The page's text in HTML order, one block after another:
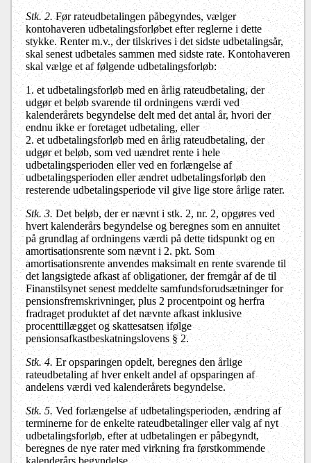
Stk. 2.Før rateudbetalingen påbegyndes, vælger
kontohaveren udbetalingsforløbet efter reglerne i dette
stykke. Renter m.v., der tilskrives i det sidste udbetalingsår,
skal senest udbetales sammen med sidste rate. Kontohaveren
skal vælge et af følgende udbetalingsforløb:
1. et udbetalingsforløb med en årlig rateudbetaling, der
udgør et beløb svarende til ordningens værdi ved
kalenderårets begyndelse delt med det antal år, hvori der
endnu ikke er foretaget udbetaling, eller
2. et udbetalingsforløb med en årlig rateudbetaling, der
udgør et beløb, som ved uændret rente i hele
udbetalingsperioden eller ved en forlængelse af
udbetalingsperioden eller ændret udbetalingsforløb den
resterende udbetalingsperiode vil give lige store årlige rater.
Stk. 3.Det beløb, der er nævnt i stk. 2, nr. 2, opgøres ved
hvert kalenderårs begyndelse og beregnes som en annuitet
på grundlag af ordningens værdi på dette tidspunkt og en
amortisationsrente som nævnt i 2. pkt. Som
amortisationsrente anvendes maksimalt en rente svarende til
det langsigtede afkast af obligationer, der fremgår af de til
Finanstilsynet senest meddelte samfundsforudsætninger for
pensionsfremskrivninger, plus 2 procentpoint og herfra
fradraget produktet af det nævnte afkast inklusive
procenttillægget og skattesatsen ifølge
pensionsafkastbeskatningslovens § 2.
Stk. 4. Er opsparingen opdelt, beregnes den årlige
rateudbetaling af hver enkelt andel af opsparingen af
andelens værdi ved kalenderårets begyndelse.
Stk. 5. Ved forlængelse af udbetalingsperioden, ændring af
terminerne for de enkelte rateudbetalinger eller valg af nyt
udbetalingsforløb, efter at udbetalingen er påbegyndt,
beregnes de nye rater med virkning fra førstkommende